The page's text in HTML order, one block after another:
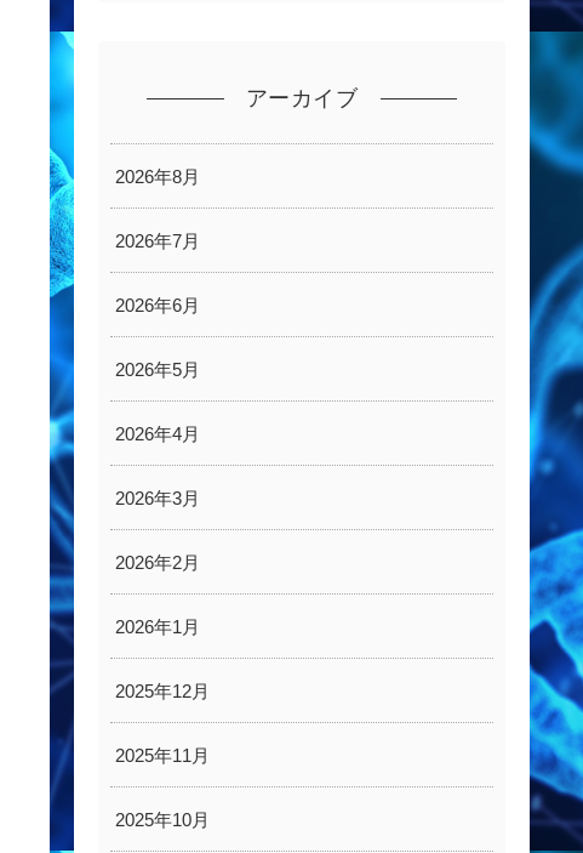
アーカイブ
2026年8月
2026年7月
2026年6月
2026年5月
2026年4月
2026年3月
2026年2月
2026年1月
2025年12月
2025年11月
2025年10月